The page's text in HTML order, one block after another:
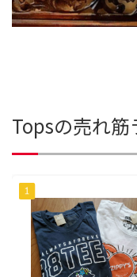
Topsの売れ筋